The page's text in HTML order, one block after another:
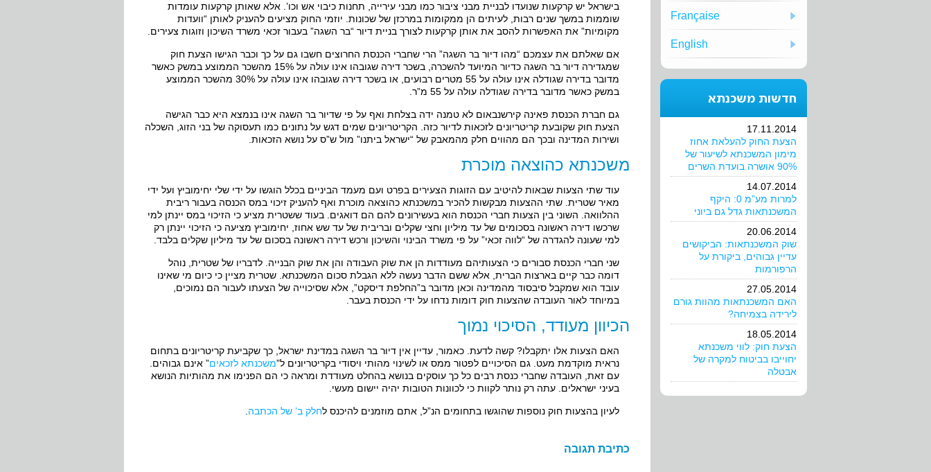
Française
English
חדשות משכנתא
17.11.2014
הצעת החוק להעלאת אחוז
מימון המשכנתא לשיעור של
90% אושרה בועדת השרים
14.07.2014
למרות מע”מ 0: היקף
המשכנתאות גדל גם ביוני
20.06.2014
שוק המשכנתאות: הביקושים
עדיין גבוהים, ביקורת על
הרפורמות
27.05.2014
האם המשכנתאות מהוות גורם
לירידה בצמיחה?
18.05.2014
הצעת חוק: לווי משכנתא
יחוייבו בביטוח למקרה של
אבטלה
בישראל יש קרקעות שנועדו לבניית מבני ציבור כמו מבני עירייה, תחנות כיבוי אש וכו’. אלא שאותן קרקעות עומדות
שוממות במשך שנים רבות, לעיתים הן ממקומות במרכזן של שכונות. יוזמי החוק מציעים להעניק לאותן “וועדות
מקומיות” את האפשרות להסב את אותן קרקעות לצורך בניית דיור “בר השגה” בעבור זכאי משרד השיכון וזוגות צעירים.
אם שאלתם את עצמכם “מהו דיור בר השגה” הרי שחברי הכנסת החרוצים חשבו גם על כך וכבר הגישו הצעת חוק
שמגדירה דיור בר השגה כדיור המיועד להשכרה, בשכר דירה שגובהו אינו עולה על 15% מהשכר הממוצע במשק כאשר
מדובר בדירה שגודלה אינו עולה על 55 מטרים רבועים, או בשכר דירה שגובהו אינו עולה על 30% מהשכר הממוצע
במשק כאשר מדובר בדירה שגודלה עולה על 55 מ”ר.
גם חברת הכנסת פאינה קירשנבאום לא טמנה ידה בצלחת ואף על פי שדיור בר השגה אינו בנמצא היא כבר הגישה
הצעת חוק שקובעת קריטריונים לזכאות לדיור כזה. הקריטריונים שמים דגש על נתונים כמו תעסוקה של בני הזוג, השכלה
ושירות המדינה ובכך הם מהווים חלק מהמאבק של “ישראל ביתנו” מול ש”ס על נושא הזכאות.
משכנתא כהוצאה מוכרת
עוד שתי הצעות שבאות להיטיב עם הזוגות הצעירים בפרט ועם מעמד הביניים בכלל הוגשו על ידי שלי יחימוביץ ועל ידי
מאיר שטרית. שתי ההצעות מבקשות להכיר במשכנתא כהוצאה מוכרת ואף להעניק זיכוי במס הכנסה בעבור ריבית
ההלוואה. השוני בין הצעות חברי הכנסת הוא בעשירונים להם הם דואגים. בעוד ששטרית מציע כי הזיכוי במס יינתן למי
שרכשו דירה ראשונה בסכומים של עד מיליון וחצי שקלים ובריבית של עד שש אחוז, יחימוביץ מציעה כי הזיכוי יינתן רק
למי שעונה להגדרה של “לווה זכאי” על פי משרד הבינוי והשיכון ורכש דירה ראשונה בסכום של עד מיליון שקלים בלבד.
שני חברי הכנסת סבורים כי הצעותיהם מעודדות הן את שוק העבודה והן את שוק הבנייה. לדבריו של שטרית, נוהל
דומה כבר קיים בארצות הברית, אלא ששם הדבר נעשה ללא הגבלת סכום המשכנתא. שטרית מציין כי כיום מי שאינו
עובד הוא שמקבל סיבסוד מהמדינה וכאן מדובר ב”החלפת דיסקט”, אלא שסיכוייה של הצעתו לעבור הם נמוכים,
במיוחד לאור העובדה שהצעות חוק דומות נדחו על ידי הכנסת בעבר.
הכיוון מעודד, הסיכוי נמוך
האם הצעות אלו יתקבלו? קשה לדעת. כאמור, עדיין אין דיור בר השגה במדינת ישראל, כך שקביעת קריטריונים בתחום
נראית מוקדמת מעט. גם הסיכויים לפטור ממס או לשינוי מהותי ויסודי בקריטריונים ל”משכנתא לזכאים” אינם גבוהים.
עם זאת, העובדה שחברי כנסת רבים כל כך עוסקים בנושא בהחלט מעודדת ומראה כי הם הפנימו את מהותיות הנושא
בעיני ישראלים. עתה רק נותר לקוות כי לכוונות הטובות יהיה יישום מעשי.
לעיון בהצעות חוק נוספות שהוגשו בתחומים הנ”ל, אתם מוזמנים להיכנס לחלק ב’ של הכתבה
כתיבת תגובה